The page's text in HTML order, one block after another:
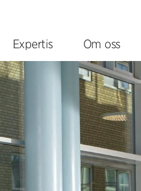
Expertis Om oss